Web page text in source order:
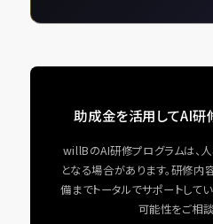
助成金を活用してAI研
willBのAI研修プログラムは、
となる場合があります。研修
備までトータルでサポートして
可能性をご相談